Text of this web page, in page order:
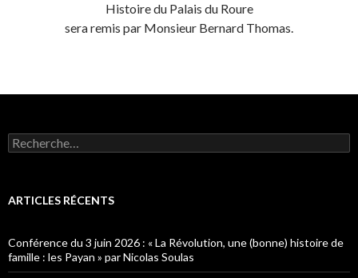
Histoire du Palais du Roure
sera remis par Monsieur Bernard Thomas.
R
e
e
h
e
r
ARTICLES RÉCENTS
Conférence du 3 juin 2026 : « La Révolution, une (bonne) histoire de
famille : les Payan » par Nicolas Soulas